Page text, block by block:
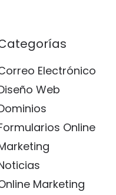
Electrónico
Web
Online
Marketing